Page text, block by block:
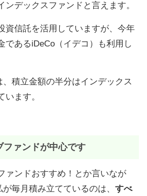
ンデックスファンドと言えます。
資信託を活用していますが、今年
であるiDeCo（イデコ）も利用し
積立金額の半分はインデックス
います。
ファンドが中心です
ァンドおすすめ！とか言いなが
毎月積み立てているのは、 すべ